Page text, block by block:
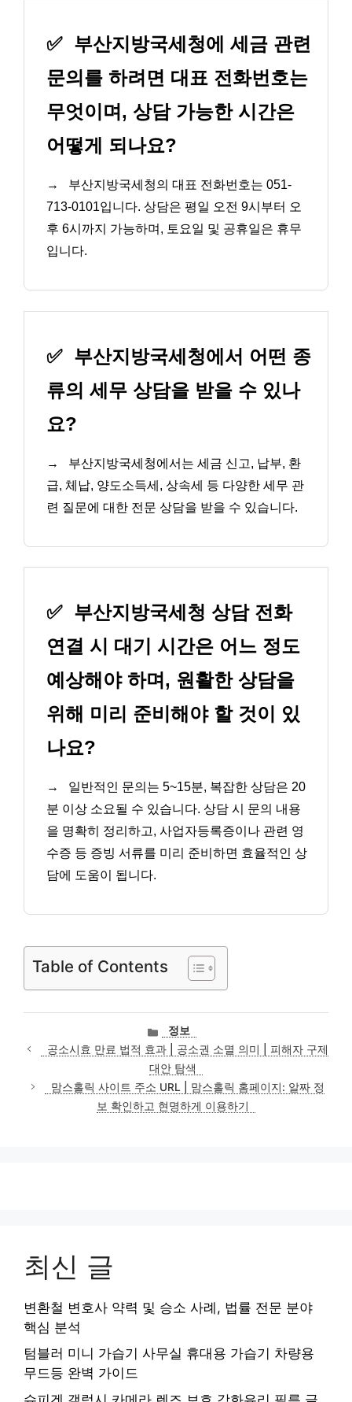
✅ 부산지방국세청에 세금 관련
문의를 하려면 대표 전화번호는
무엇이며, 상담 가능한 시간은
어떻게 되나요?
→
부산지방국세청의 대표 전화번호는 051-
713-0101입니다. 상담은 평일 오전 9시부터 오
후 6시까지 가능하며, 토요일 및 공휴일은 휴무
입니다.
✅ 부산지방국세청에서 어떤 종
류의 세무 상담을 받을 수 있나
요?
→
부산지방국세청에서는 세금 신고, 납부, 환
급, 체납, 양도소득세, 상속세 등 다양한 세무 관
련 질문에 대한 전문 상담을 받을 수 있습니다.
✅ 부산지방국세청 상담 전화
연결 시 대기 시간은 어느 정도
예상해야 하며, 원활한 상담을
위해 미리 준비해야 할 것이 있
나요?
→
일반적인 문의는 5~15분, 복잡한 상담은 20
분 이상 소요될 수 있습니다. 상담 시 문의 내용
을 명확히 정리하고, 사업자등록증이나 관련 영
수증 등 증빙 서류를 미리 준비하면 효율적인 상
담에 도움이 됩니다.
Table of Contents
카
테
고
리
정보
공소시효 만료 법적 효과 | 공소권 소멸 의미 | 피해자 구제
대안 탐색
맘스홀릭 사이트 주소 URL | 맘스홀릭 홈페이지: 알짜 정
보 확인하고 현명하게 이용하기
최신 글
변환철 변호사 약력 및 승소 사례, 법률 전문 분야
핵심 분석
텀블러 미니 가습기 사무실 휴대용 가습기 차량용
무드등 완벽 가이드